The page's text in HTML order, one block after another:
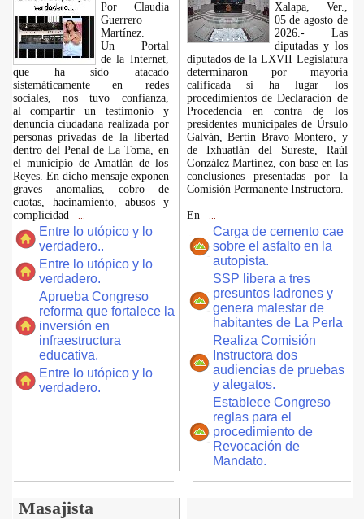
Por Claudia
Guerrero
Martínez.
​Un Portal
de la Internet,
que ha sido atacado
sistemáticamente en redes
sociales, nos tuvo confianza,
al compartir un testimonio y
denuncia ciudadana realizada por
personas privadas de la libertad
dentro del Penal de La Toma, en
el municipio de Amatlán de los
Reyes. En dicho mensaje exponen
graves anomalías, cobro de
cuotas, hacinamiento, abusos y
complicidad
Entre lo utópico y lo
verdadero..
Entre lo utópico y lo
verdadero.
Aprueba Congreso
reforma que fortalece la
inversión en
infraestructura
educativa.
Entre lo utópico y lo
verdadero.
Xalapa, Ver.,
05 de agosto de
2026.- Las
diputadas y los
diputados de la LXVII Legislatura
determinaron por mayoría
calificada si ha lugar los
procedimientos de Declaración de
Procedencia en contra de los
presidentes municipales de Úrsulo
Galván, Bertín Bravo Montero, y
de Ixhuatlán del Sureste, Raúl
González Martínez, con base en las
conclusiones presentadas por la
Comisión Permanente Instructora.
En
Carga de cemento cae
sobre el asfalto en la
autopista.
SSP libera a tres
presuntos ladrones y
genera malestar de
habitantes de La Perla
Realiza Comisión
Instructora dos
audiencias de pruebas
y alegatos.
Establece Congreso
reglas para el
procedimiento de
Revocación de
Mandato.
Masajista